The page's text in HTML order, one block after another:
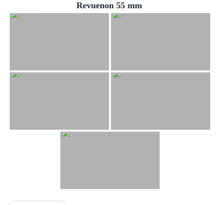
Revuenon 55 mm